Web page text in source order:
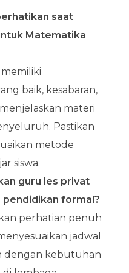
saat
Matematika
baik, kesabaran,
materi
Pastikan
metode
siswa.
guru les privat
pendidikan formal?
perhatian penuh
jadwal
dengan kebutuhan